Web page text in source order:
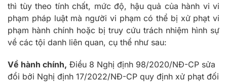
thì tùy theo tính chất, mức độ, hậu quả của hành vi vi
phạm pháp luật mà người vi phạm có thể bị xử phạt vi
phạm hành chính hoặc bị truy cứu trách nhiệm hình sự
về các tội danh liên quan, cụ thể như sau:
Về hành chính, Điều 8 Nghị định 98/2020/NĐ-CP sửa
đổi bởi Nghị định 17/2022/NĐ-CP quy định xử phạt đối